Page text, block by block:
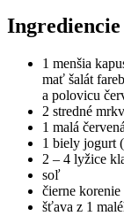
Ingrediencie
1 menšia
mať šalát
a polovicu
2 stredné
1 malá
1 biely jogurt
2 – 4 lyžice
soľ
čierne korenie
šťava z 1